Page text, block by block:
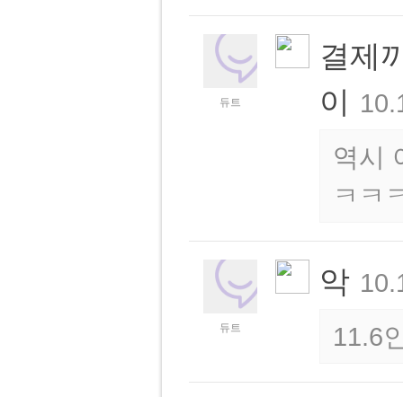
듀트
결제
이
역시
ㅋㅋ
듀트
악
11.6